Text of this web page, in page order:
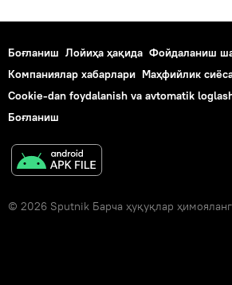
Боғланиш Лойиҳа ҳақида Фойдаланиш
Компаниялар хабарлари Маҳфийлик
Cookie-dan foydalanish va avtomatik
Боғланиш
© 2026 Sputnik Барча ҳуқуқлар